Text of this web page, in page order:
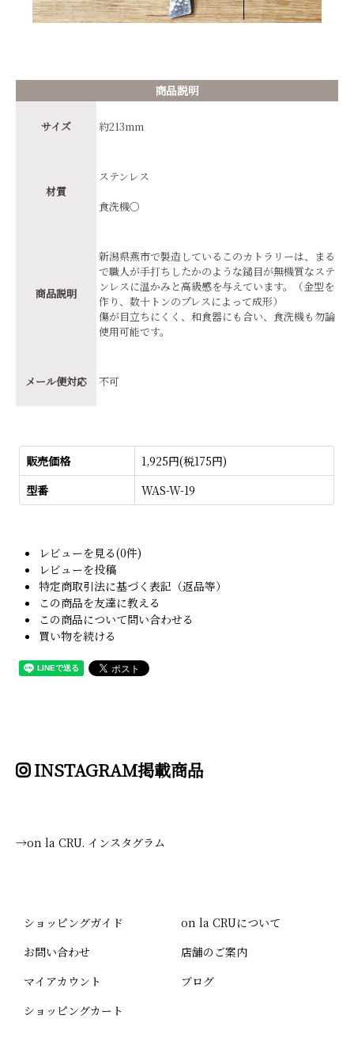
商品説明
サイズ 約213mm
材質
ステンレス
食洗機〇
商品説明
新潟県燕市で製造しているこのカトラリーは、まる
で職人が手打ちしたかのような鎚目が無機質なステ
ンレスに温かみと高級感を与えています。（金型を
作り、数十トンのプレスによって成形）
傷が目立ちにくく、和食器にも合い、食洗機も勿論
使用可能です。
メール便対応 不可
販売価格
1,925円(税175円)
型番
WAS-W-19
レビューを見る(0件)
レビューを投稿
特定商取引法に基づく表記（返品等）
この商品を友達に教える
この商品について問い合わせる
買い物を続ける
INSTAGRAM掲載商品
→on la CRU. インスタグラム
ショッピングガイド
お問い合わせ
マイアカウント
ショッピングカート
on la CRUについて
店舗のご案内
ブログ